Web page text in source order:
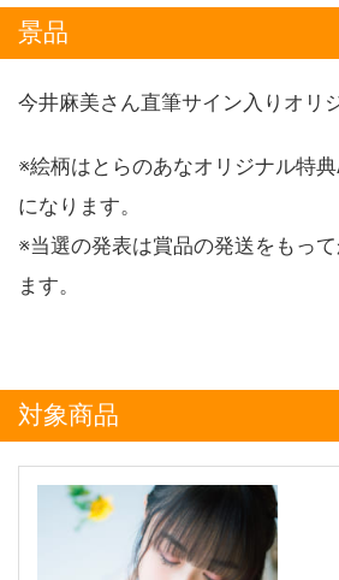
景品
今井麻美さん直筆サイン入りオリ
※絵柄はとらのあなオリジナル特
になります。
※当選の発表は賞品の発送をもっ
ます。
対象商品